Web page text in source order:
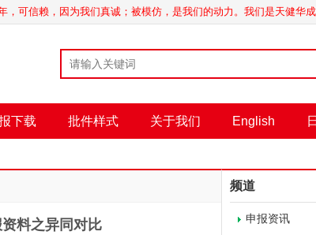
，可信赖，因为我们真诚；被模仿，是我们的动力。我们是天健华
下载 批件样式 关于我们 English
料之异同对比
频道
申报资讯